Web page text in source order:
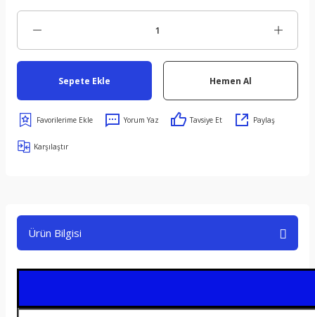
Sepete Ekle Hemen Al
Yorum Yaz Tavsiye Et Paylaş
Karşılaştır
Ürün Bilgisi